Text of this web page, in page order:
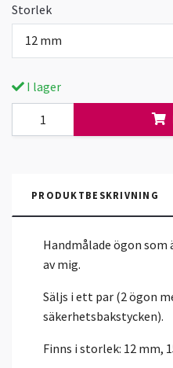
Storlek
12 mm
I lager
PRODUKTBESKRIVNING
Handmålade ögon som
av mig.
Säljs i ett par (2 ögon
säkerhetsbakstycken).
Finns i storlek: 12 mm,